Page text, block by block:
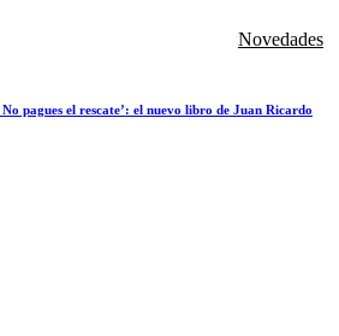
Novedades
pagues el rescate’: el nuevo libro de Juan Ricardo